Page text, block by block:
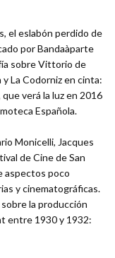
el eslabón perdido de
por Bandaàparte
sobre Vittorio de
La Codorniz en cinta:
verá la luz en 2016
Española.
Monicelli, Jacques
de Cine de San
aspectos poco
y cinematográficas.
la producción
entre 1930 y 1932: